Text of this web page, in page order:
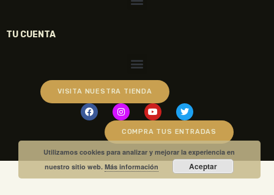
TU CUENTA
VISITA NUESTRA TIENDA
COMPRA TUS ENTRADAS
Utilizamos cookies para analizar y mejorar la experiencia en
nuestro sitio web.Más información Aceptar